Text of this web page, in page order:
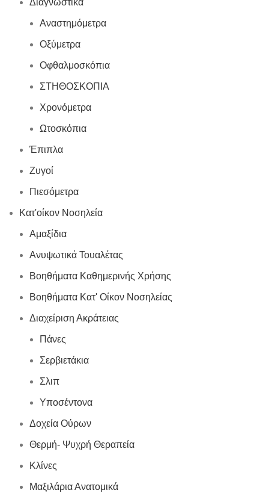
Διαγνωστικά
Αναστημόμετρα
Οξύμετρα
Οφθαλμοσκόπια
ΣΤΗΘΟΣΚΟΠΙΑ
Χρονόμετρα
Ωτοσκόπια
Έπιπλα
Ζυγοί
Πιεσόμετρα
Κατ'οίκον Νοσηλεία
Αμαξίδια
Ανυψωτικά Τουαλέτας
Βοηθήματα Καθημερινής Χρήσης
Βοηθήματα Κατ' Οίκον Νοσηλείας
Διαχείριση Ακράτειας
Πάνες
Σερβιετάκια
Σλιπ
Υποσέντονα
Δοχεία Ούρων
Θερμή- Ψυχρή Θεραπεία
Κλίνες
Μαξιλάρια Ανατομικά